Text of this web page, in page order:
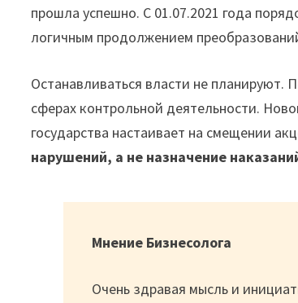
прошла успешно. С 01.07.2021 года
логичным продолжением
Останавливаться власти не планируют.
сферах контрольной деятельности.
государства настаивает на смещении
нарушений, а не назначение
Мнение Бизнесолога
Очень здравая мысль и